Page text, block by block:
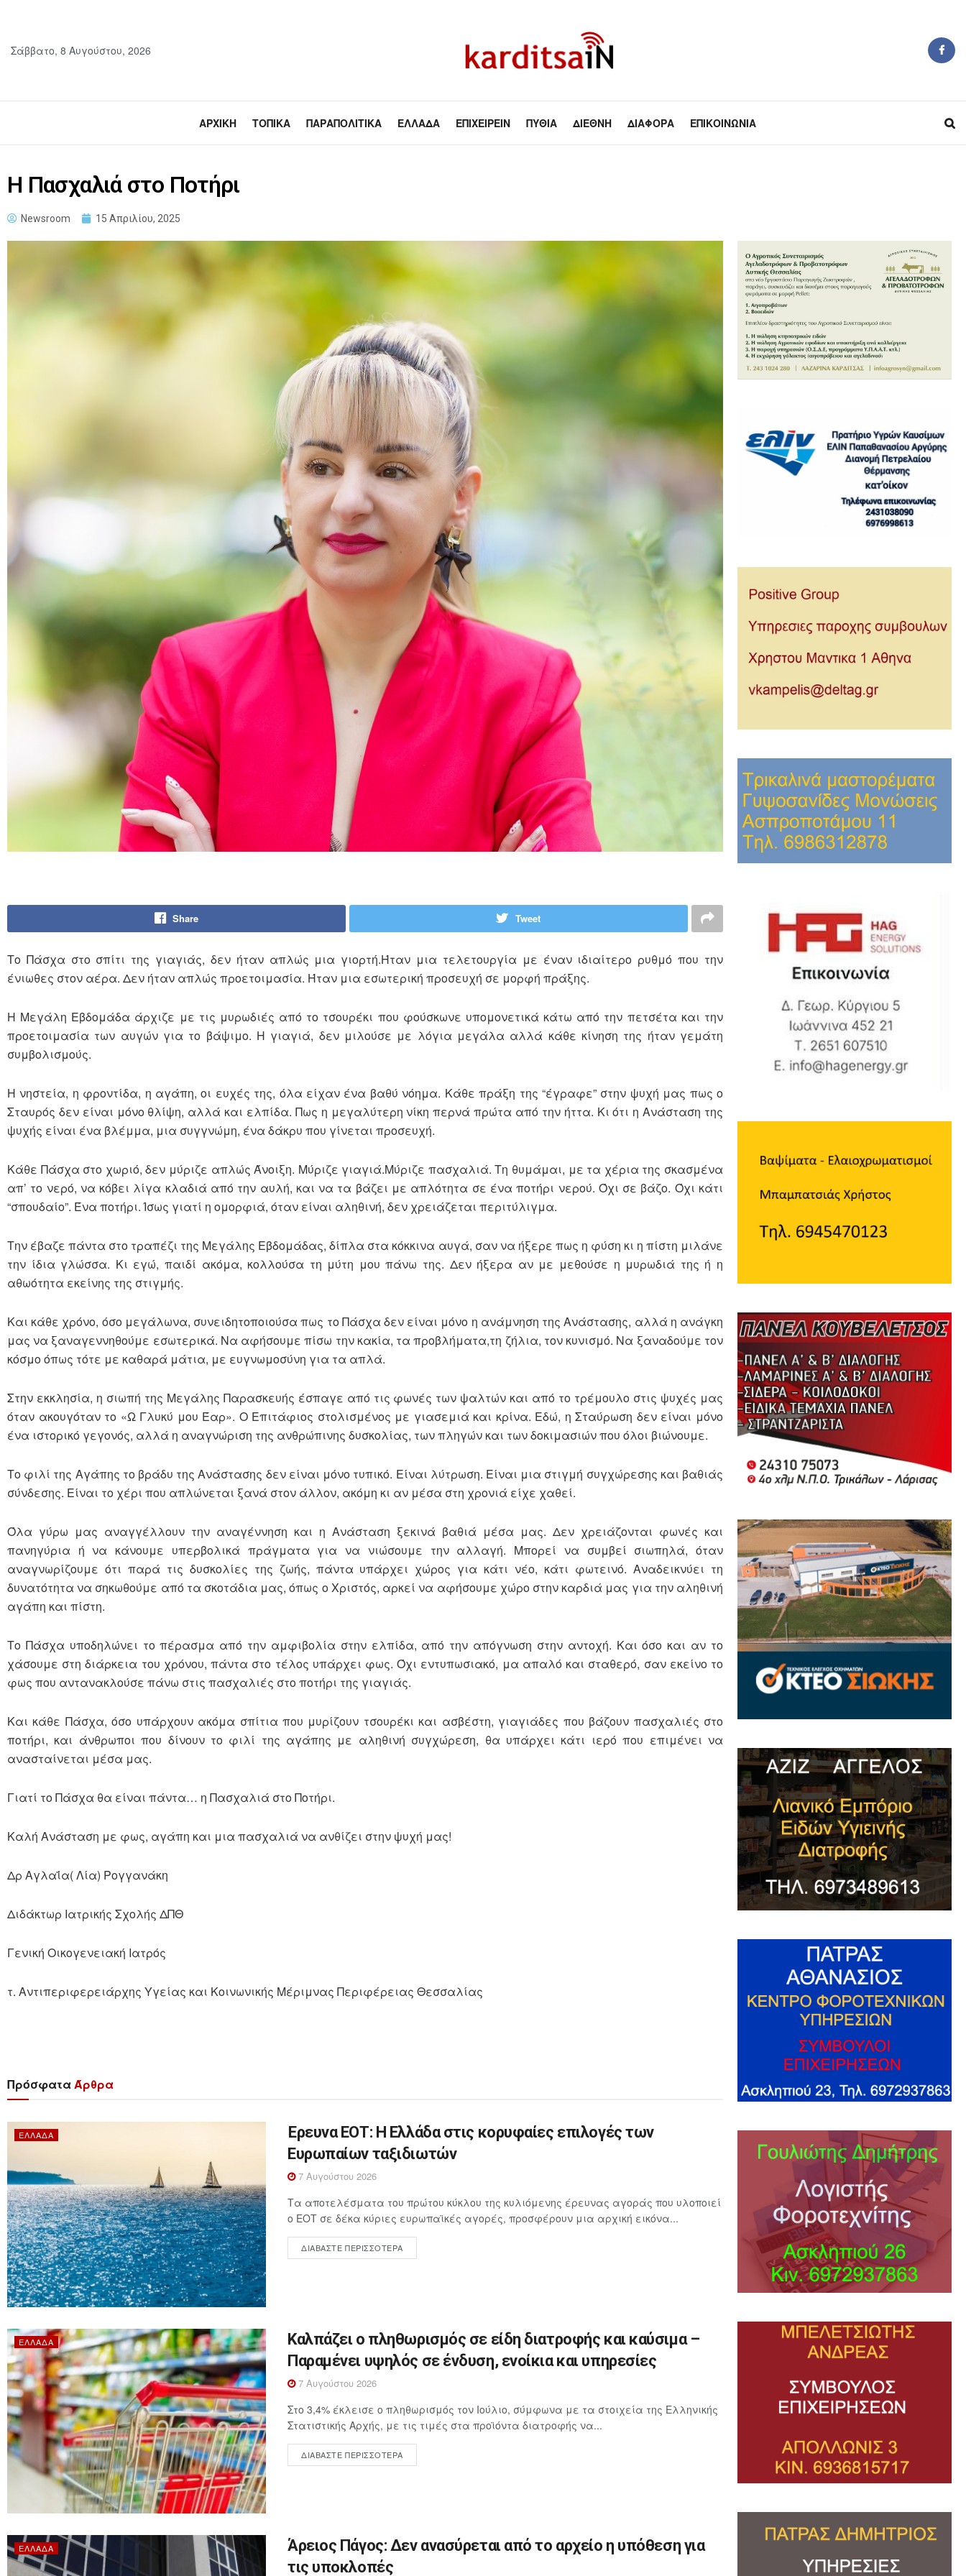
Σάββατο, 8 Αυγούστου, 2026
ΑΡΧΙΚΉ ΤΟΠΙΚΆ ΠΑΡΑΠΟΛΙΤΙΚΆ ΕΛΛΆΔΑ ΕΠΙΧΕΙΡΕΊΝ ΠΥΘΊΑ ΔΙΕΘΝΉ ΔΙΆΦΟΡΑ ΕΠΙΚΟΙΝΩΝΊΑ
Η Πασχαλιά στο Ποτήρι
Newsroom 15 Απριλίου, 2025
Share Tweet
Το Πάσχα στο σπίτι της γιαγιάς, δεν ήταν απλώς μια γιορτή.Ήταν μια τελετουργία με έναν ιδιαίτερο ρυθμό που την
ένιωθες στον αέρα. Δεν ήταν απλώς προετοιμασία. Ήταν μια εσωτερική προσευχή σε μορφή πράξης.
Η Μεγάλη Εβδομάδα άρχιζε με τις μυρωδιές από το τσουρέκι που φούσκωνε υπομονετικά κάτω από την πετσέτα και την
προετοιμασία των αυγών για το βάψιμο. Η γιαγιά, δεν μιλούσε με λόγια μεγάλα αλλά κάθε κίνηση της ήταν γεμάτη
συμβολισμούς.
Η νηστεία, η φροντίδα, η αγάπη, οι ευχές της, όλα είχαν ένα βαθύ νόημα. Κάθε πράξη της “έγραφε” στην ψυχή μας πως ο
Σταυρός δεν είναι μόνο θλίψη, αλλά και ελπίδα. Πως η μεγαλύτερη νίκη περνά πρώτα από την ήττα. Κι ότι η Ανάσταση της
ψυχής είναι ένα βλέμμα, μια συγγνώμη, ένα δάκρυ που γίνεται προσευχή.
Κάθε Πάσχα στο χωριό, δεν μύριζε απλώς Άνοιξη. Μύριζε γιαγιά.Μύριζε πασχαλιά. Τη θυμάμαι, με τα χέρια της σκασμένα
απ’ το νερό, να κόβει λίγα κλαδιά από την αυλή, και να τα βάζει με απλότητα σε ένα ποτήρι νερού. Όχι σε βάζο. Όχι κάτι
“σπουδαίο”. Ένα ποτήρι. Ίσως γιατί η ομορφιά, όταν είναι αληθινή, δεν χρειάζεται περιτύλιγμα.
Την έβαζε πάντα στο τραπέζι της Μεγάλης Εβδομάδας, δίπλα στα κόκκινα αυγά, σαν να ήξερε πως η φύση κι η πίστη μιλάνε
την ίδια γλώσσα. Κι εγώ, παιδί ακόμα, κολλούσα τη μύτη μου πάνω της. Δεν ήξερα αν με μεθούσε η μυρωδιά της ή η
αθωότητα εκείνης της στιγμής.
Και κάθε χρόνο, όσο μεγάλωνα, συνειδητοποιούσα πως το Πάσχα δεν είναι μόνο η ανάμνηση της Ανάστασης, αλλά η ανάγκη
μας να ξαναγεννηθούμε εσωτερικά. Να αφήσουμε πίσω την κακία, τα προβλήματα,τη ζήλια, τον κυνισμό. Να ξαναδούμε τον
κόσμο όπως τότε με καθαρά μάτια, με ευγνωμοσύνη για τα απλά.
Στην εκκλησία, η σιωπή της Μεγάλης Παρασκευής έσπαγε από τις φωνές των ψαλτών και από το τρέμουλο στις ψυχές μας
όταν ακουγόταν το «Ω Γλυκύ μου Έαρ». Ο Επιτάφιος στολισμένος με γιασεμιά και κρίνα. Εδώ, η Σταύρωση δεν είναι μόνο
ένα ιστορικό γεγονός, αλλά η αναγνώριση της ανθρώπινης δυσκολίας, των πληγών και των δοκιμασιών που όλοι βιώνουμε.
Το φιλί της Αγάπης το βράδυ της Ανάστασης δεν είναι μόνο τυπικό. Είναι λύτρωση. Είναι μια στιγμή συγχώρεσης και βαθιάς
σύνδεσης. Είναι το χέρι που απλώνεται ξανά στον άλλον, ακόμη κι αν μέσα στη χρονιά είχε χαθεί.
Όλα γύρω μας αναγγέλλουν την αναγέννηση και η Ανάσταση ξεκινά βαθιά μέσα μας. Δεν χρειάζονται φωνές και
πανηγύρια ή να κάνουμε υπερβολικά πράγματα για να νιώσουμε την αλλαγή. Μπορεί να συμβεί σιωπηλά, όταν
αναγνωρίζουμε ότι παρά τις δυσκολίες της ζωής, πάντα υπάρχει χώρος για κάτι νέο, κάτι φωτεινό. Αναδεικνύει τη
δυνατότητα να σηκωθούμε από τα σκοτάδια μας, όπως ο Χριστός, αρκεί να αφήσουμε χώρο στην καρδιά μας για την αληθινή
αγάπη και πίστη.
Το Πάσχα υποδηλώνει το πέρασμα από την αμφιβολία στην ελπίδα, από την απόγνωση στην αντοχή. Και όσο και αν το
χάσουμε στη διάρκεια του χρόνου, πάντα στο τέλος υπάρχει φως. Όχι εντυπωσιακό, μα απαλό και σταθερό, σαν εκείνο το
φως που αντανακλούσε πάνω στις πασχαλιές στο ποτήρι της γιαγιάς.
Και κάθε Πάσχα, όσο υπάρχουν ακόμα σπίτια που μυρίζουν τσουρέκι και ασβέστη, γιαγιάδες που βάζουν πασχαλιές στο
ποτήρι, και άνθρωποι που δίνουν το φιλί της αγάπης με αληθινή συγχώρεση, θα υπάρχει κάτι ιερό που επιμένει να
ανασταίνεται μέσα μας.
Γιατί το Πάσχα θα είναι πάντα… η Πασχαλιά στο Ποτήρι.
Καλή Ανάσταση με φως, αγάπη και μια πασχαλιά να ανθίζει στην ψυχή μας!
Δρ Αγλαΐα( Λία) Ρογγανάκη
Διδάκτωρ Ιατρικής Σχολής ΔΠΘ
Γενική Οικογενειακή Ιατρός
τ. Αντιπεριφερειάρχης Υγείας και Κοινωνικής Μέριμνας Περιφέρειας Θεσσαλίας
ΠρόσφαταΆρθρα
ΕΛΛΆΔΑ
Έρευνα ΕΟΤ: Η Ελλάδα στις κορυφαίες επιλογές των
Ευρωπαίων ταξιδιωτών
7 Αυγούστου 2026
Τα αποτελέσματα του πρώτου κύκλου της κυλιόμενης έρευνας αγοράς που υλοποιεί
ο ΕΟΤ σε δέκα κύριες ευρωπαϊκές αγορές, προσφέρουν μια αρχική εικόνα...
ΔΙΑΒΆΣΤΕ ΠΕΡΙΣΣΌΤΕΡΑ
ΕΛΛΆΔΑ
Καλπάζει ο πληθωρισμός σε είδη διατροφής και καύσιμα –
Παραμένει υψηλός σε ένδυση, ενοίκια και υπηρεσίες
7 Αυγούστου 2026
Στο 3,4% έκλεισε ο πληθωρισμός τον Ιούλιο, σύμφωνα με τα στοιχεία της Ελληνικής
Στατιστικής Αρχής, με τις τιμές στα προϊόντα διατροφής να...
ΔΙΑΒΆΣΤΕ ΠΕΡΙΣΣΌΤΕΡΑ
ΕΛΛΆΔΑ
Άρειος Πάγος: Δεν ανασύρεται από το αρχείο η υπόθεση για
τις υποκλοπές